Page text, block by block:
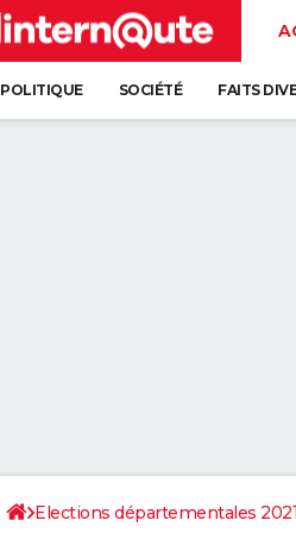
POLITIQUE SOCIÉTÉ FAITS
Elections départementales 2021